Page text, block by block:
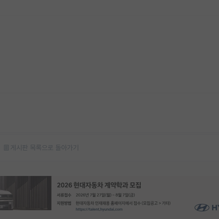
게시판 목록으로 돌아가기